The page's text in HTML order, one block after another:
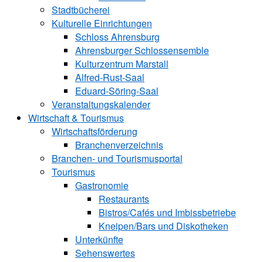
Stadtbücherei
Kulturelle Einrichtungen
Schloss Ahrensburg
Ahrensburger Schlossensemble
Kulturzentrum Marstall
Alfred-Rust-Saal
Eduard-Söring-Saal
Veranstaltungskalender
Wirtschaft & Tourismus
Wirtschaftsförderung
Branchenverzeichnis
Branchen- und Tourismusportal
Tourismus
Gastronomie
Restaurants
Bistros/Cafés und Imbissbetriebe
Kneipen/Bars und Diskotheken
Unterkünfte
Sehenswertes